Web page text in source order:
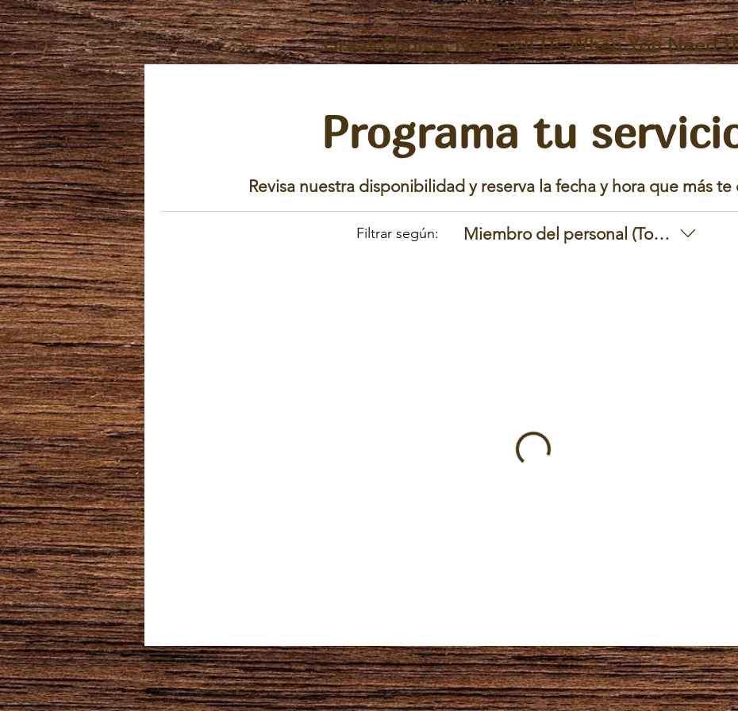
Great Choice, Now Tell Us When You Need
Programa tu
Revisa nuestra disponibilidad y reserva la fecha y hora que más te
Filtrar según: Miembro del personal (Todos)